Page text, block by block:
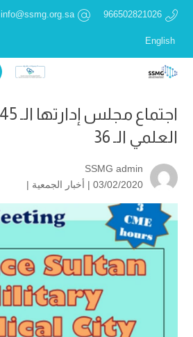
966502821026
info@ssmg.org.sa
English
العلمي الـ 36
SSMG admin
03/02/2020 |
أخبار الجمعية |